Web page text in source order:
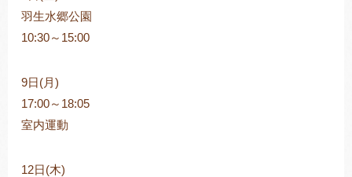
羽生水郷公園
10:30～15:00
9日(月)
17:00～18:05
室内運動
12日(木)